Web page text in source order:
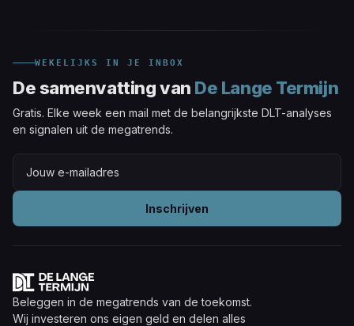
WEKELIJKS IN JE INBOX
De samenvatting van De Lange Termijn
Gratis. Elke week een mail met de belangrijkste DLT-analyses
en signalen uit de megatrends.
Inschrijven
Beleggen in de megatrends van de toekomst.
Wij investeren ons eigen geld en delen alles